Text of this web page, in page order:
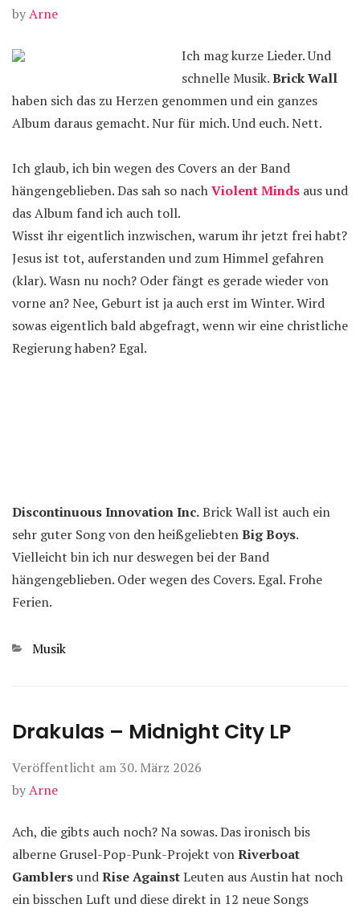
byArne
Ich mag kurze Lieder. Und
schnelle Musik.Brick Wall
haben sich das zu Herzen genommen und ein ganzes
Album daraus gemacht. Nur für mich. Und euch. Nett.
Ich glaub, ich bin wegen des Covers an der Band
hängengeblieben. Das sah so nachViolent Minds aus und
das Album fand ich auch toll.
Wisst ihr eigentlich inzwischen, warum ihr jetzt frei habt?
Jesus ist tot, auferstanden und zum Himmel gefahren
(klar). Wasn nu noch? Oder fängt es gerade wieder von
vorne an? Nee, Geburt ist ja auch erst im Winter. Wird
sowas eigentlich bald abgefragt, wenn wir eine christliche
Regierung haben? Egal.
Discontinuous Innovation Inc.Brick Wall ist auch ein
sehr guter Song von den heißgeliebtenBig Boys.
Vielleicht bin ich nur deswegen bei der Band
hängengeblieben. Oder wegen des Covers. Egal. Frohe
Ferien.
Kategorien
Musik
Drakulas – Midnight City LP
Veröffentlicht am 30. März 2026
byArne
Ach, die gibts auch noch? Na sowas. Das ironisch bis
alberne Grusel-Pop-Punk-Projekt vonRiverboat
GamblersundRise AgainstLeuten aus Austin hat noch
ein bisschen Luft und diese direkt in 12 neue Songs